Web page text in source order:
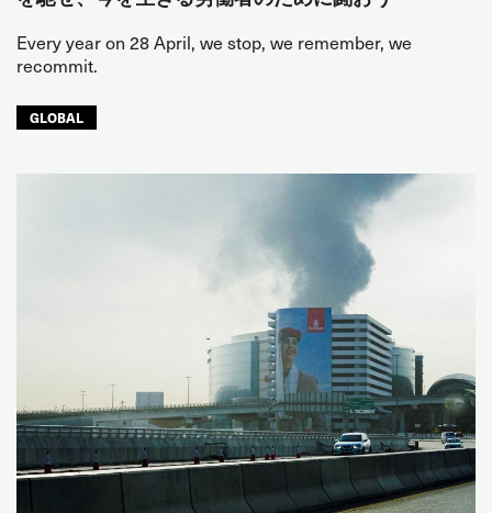
Every year on 28 April, we stop, we remember, we
recommit.
GLOBAL